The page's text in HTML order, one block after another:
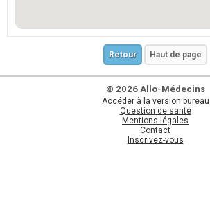
Retour Haut de page
© 2026 Allo-Médecins
Accéder à la version bureau
Question de santé
Mentions légales
Contact
Inscrivez-vous